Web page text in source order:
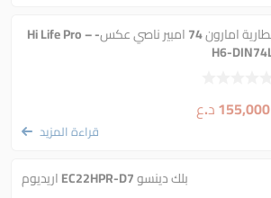
بطارية امارون 74 امبير ناصي عكس- Hi Life Pro –
H6-
155,000د.ع
قراءة المزيد
بلك دينسو EC22HPR-D7 اريديوم